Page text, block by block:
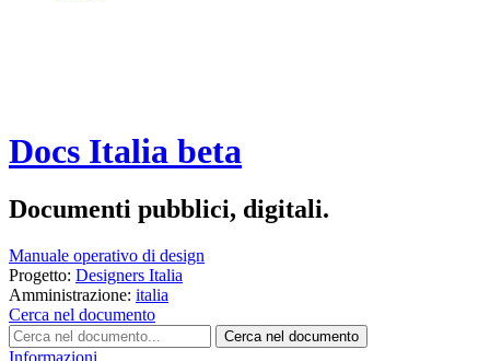
Docs Italia beta
Documenti pubblici, digitali.
Manuale operativo di design
Progetto: Designers Italia
Amministrazione: italia
Cerca nel documento
Cerca nel documento
Informazioni